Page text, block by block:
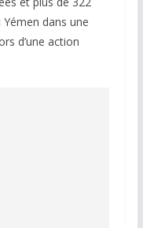
dans une
d’une action